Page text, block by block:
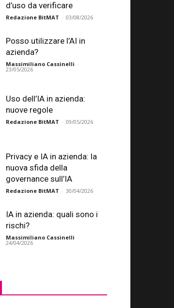
d’uso da verificare
Redazione BitMAT - 03/08/2026
Posso utilizzare l’AI in
azienda?
Massimiliano Cassinelli -
23/05/2026
Uso dell’IA in azienda:
nuove regole
Redazione BitMAT - 09/05/2026
Privacy e IA in azienda: la
nuova sfida della
governance sull’IA
Redazione BitMAT - 30/04/2026
IA in azienda: quali sono i
rischi?
Massimiliano Cassinelli -
24/04/2026